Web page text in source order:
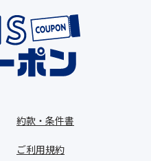
約款・条件書
ご利用規約